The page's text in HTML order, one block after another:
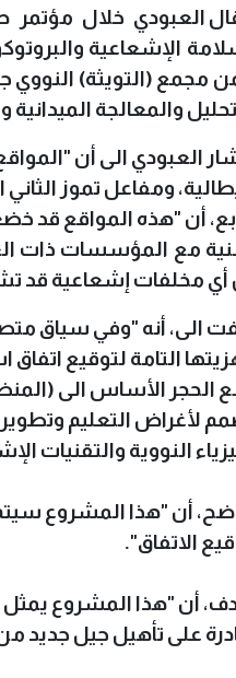
العبودي خلال مؤتمر
الإشعاعية
مجمع (التويثة)
والمعالجة الميدانية
العبودي الى أن
ومفاعل تموز
أن "هذه المواقع
مع المؤسسات ذات
مخلفات إشعاعية قد
الى، أنه "وفي سياق متصل
التامة لتوقيع
الحجر الأساس الى
لأغراض التعليم
النووية والتقنيات
أن "هذا المشروع
الاتفاق".
أن "هذا المشروع يمثل
على تأهيل جيل جديد